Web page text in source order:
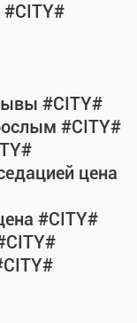
#CITY#
#CITY#
#CITY#
цена
#CITY#